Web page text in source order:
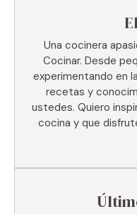
Una cocinera
Cocinar. Desde
experimentando en
recetas y
ustedes. Quiero
cocina y que